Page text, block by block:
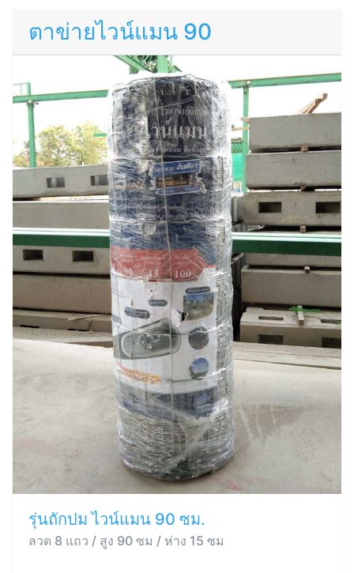
ตาข่ายไวน์แมน 90
รุ่นถักปม ไวน์แมน 90 ซม.
ลวด 8 แถว / สูง 90 ซม / ห่าง 15 ซม